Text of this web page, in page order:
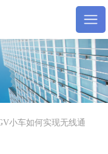
小车如何实现无线通